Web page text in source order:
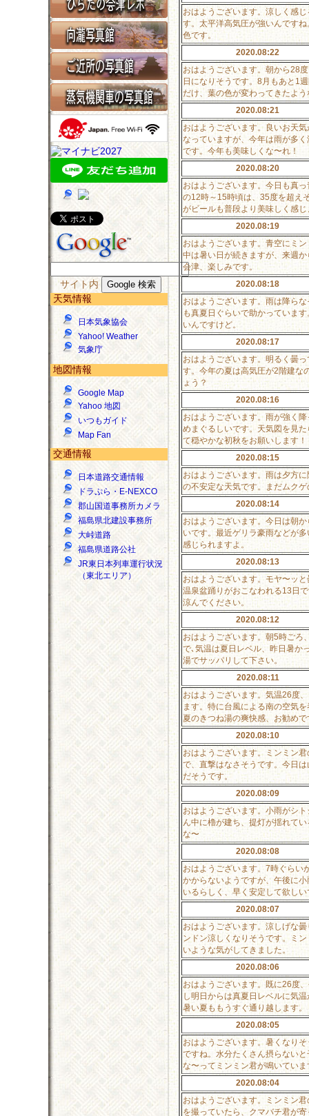
サイト内
天気情報
日本気象協会
Yahoo! Weather
気象庁
地図情報
Google Map
Yahoo 地図
いつもガイド
Map Fan
交通情報
日本道路交通情報
ドラぷら・E-NEXCO
郡山国道事務所カメラ
福島県北建設事務所
大峠道路
福島県道路公社
JR東日本列車運行状況
（東北エリア）
おはようございます。涼しく感
す。太平洋高気圧が強いんです
色です。
2020.08:22
おはようございます。朝から28
日になりそうです。8月もあと1
だけ、葉の色が変わってきたよ
2020.08:21
おはようございます。良いお天
なっていますが、今年は雨が多
です。今年も美味しくな〜れ！
2020.08:20
おはようございます。今日も真
の12時～15時頃は、35度を超え
がビールも普段より美味しく感
2020.08:19
おはようございます。青空にミ
中は暑い日が続きますが、来週
会津、楽しみです。
2020.08:18
おはようございます。雨は降ら
も真夏日ぐらいで助かっていま
いんですけど。
2020.08:17
おはようございます。明るく曇
す。今年の夏は高気圧が2階建な
ょう？
2020.08:16
おはようございます。雨が強く
めまぐるしいです。天気図を見
て穏やかな初秋をお願いします！
2020.08:15
おはようございます。雨は夕方
の不安定な天気です。まだムク
2020.08:14
おはようございます。今日は朝
いです。最近ゲリラ豪雨などが
感じられますよ。
2020.08:13
おはようございます。モヤ〜ッ
温泉盆踊りがおこなわれる13日
涼んでください。
2020.08:12
おはようございます。朝5時ごろ
で､気温は夏日レベル、昨日暑か
湯でサッパリして下さい。
2020.08:11
おはようございます。気温26度
ます。特に台風による南の空気
夏のきつね湯の爽快感、お勧めで
2020.08:10
おはようございます。ミンミン
で、直撃はなさそうです。今日
だそうです。
2020.08:09
おはようございます。小雨がシ
ん中に櫓が建ち、提灯が揺れて
な〜
2020.08:08
おはようございます。7時ぐら
かからないようですが、午後に
いるらしく、早く安定して欲し
2020.08:07
おはようございます。涼しげな
ンドン涼しくなりそうです。ミ
いような気がしてきました。
2020.08:06
おはようございます。既に26度
し明日からは真夏日レベルに気
暑い夏ももうすぐ通り越します。
2020.08:05
おはようございます。暑くなり
ですね。水分たくさん摂らない
な〜ってミンミン君が鳴いていま
2020.08:04
おはようございます。ミンミン
を撮っていたら、クマバチ君が